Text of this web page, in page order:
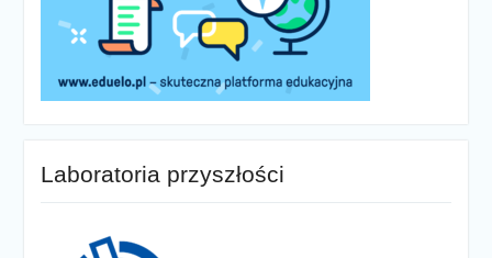
Laboratoria przyszłości